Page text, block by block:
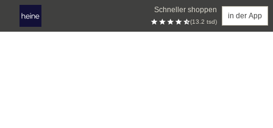
Schneller shoppen
(13.2 tsd)
in der App